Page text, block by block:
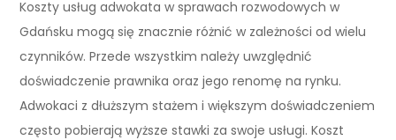
Koszty usług adwokata w sprawach rozwodowych w
Gdańsku mogą się znacznie różnić w zależności od wielu
czynników. Przede wszystkim należy uwzględnić
doświadczenie prawnika oraz jego renomę na rynku.
Adwokaci z dłuższym stażem i większym doświadczeniem
często pobierają wyższe stawki za swoje usługi. Koszt